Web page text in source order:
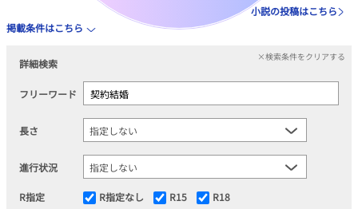
小説の投稿はこちら
掲載条件はこちら
詳細検索
×検索条件をクリアする
フリーワード
長さ
進行状況
R指定 R指定なし R15 R18